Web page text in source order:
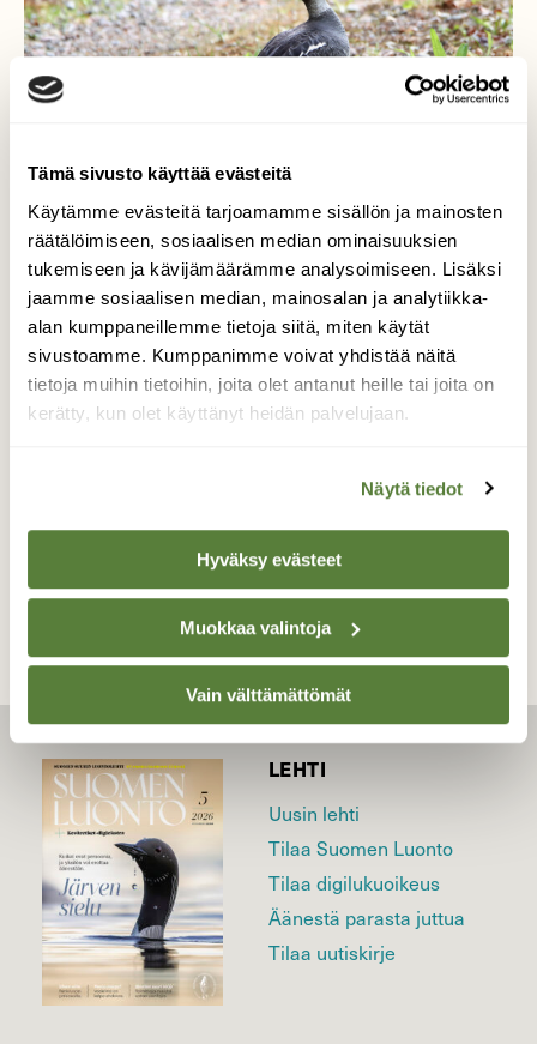
Tämä sivusto käyttää evästeitä
Käytämme evästeitä tarjoamamme sisällön ja mainosten
räätälöimiseen, sosiaalisen median ominaisuuksien
tukemiseen ja kävijämäärämme analysoimiseen. Lisäksi
jaamme sosiaalisen median, mainosalan ja analytiikka-
alan kumppaneillemme tietoja siitä, miten käytät
sivustoamme. Kumppanimme voivat yhdistää näitä
tietoja muihin tietoihin, joita olet antanut heille tai joita on
kerätty, kun olet käyttänyt heidän palvelujaan.
Näytä tiedot
Hyväksy evästeet
Muokkaa valintoja
Vain välttämättömät
Telkät
Maailmalle
LEHTI
Uusin lehti
Tilaa Suomen Luonto
Tilaa digilukuoikeus
Äänestä parasta juttua
Tilaa uutiskirje